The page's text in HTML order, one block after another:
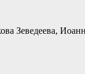
Зеведеева,